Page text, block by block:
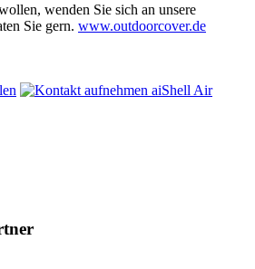
wenden Sie sich an unsere
Sie gern. www.outdoorcover.de